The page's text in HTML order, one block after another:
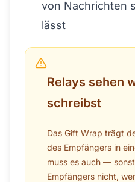
von Nachrichten
lässt
Relays sehen
schreibst
Das Gift Wrap trägt
des Empfängers in
muss es auch —
Empfängers nicht,